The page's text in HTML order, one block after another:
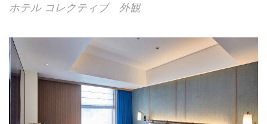
ホテル コレクティブ 外観